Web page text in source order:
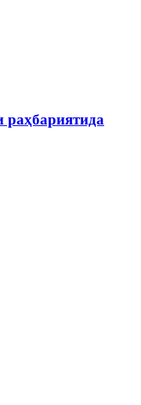
раҳбариятида